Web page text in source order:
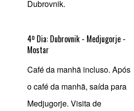
Dubrovnik.
4º Dia: Dubrovnik - Medjugorje -
Mostar
Café da manhã incluso. Após
o café da manhã, saída para
Medjugorje. Visita de